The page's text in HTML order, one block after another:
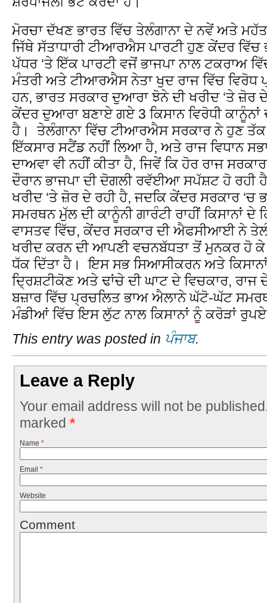
ਮੋਰਚਾ ਦੱਖਣ ਭਾਰਤ ਵਿੱਚ ਤੇਲੰਗਾਨਾ ਦੇ ਨਵੇਂ ਅਤੇ
ਜਿੱਥੇ ਸੱਤਾਧਾਰੀ ਟੀਆਰਐਸ ਪਾਰਟੀ ਹੁਣ ਕੇਂਦਰ ਵਿੱਚ
ਪੱਧਰ ‘ਤੇ ਇੱਕ ਪਾਰਟੀ ਵਜੋਂ ਭਾਜਪਾ ਨਾਲ ਟਕਰਾਅ
ਮੰਤਰੀ ਅਤੇ ਟੀਆਰਐਸ ਨੇਤਾ ਖੁਦ ਰਾਜ ਵਿੱਚ ਵਿਰੋਧ
ਹਨ, ਭਾਰਤ ਸਰਕਾਰ ਦੁਆਰਾ ਝੋਨੇ ਦੀ ਖਰੀਦ ‘ਤੇ ਜ਼ੋਰ
ਕੇਂਦਰ ਦੁਆਰਾ ਬਣਾਏ ਗਏ 3 ਕਿਸਾਨ ਵਿਰੋਧੀ
ਹੈ। ਤੇਲੰਗਾਨਾ ਵਿੱਚ ਟੀਆਰਐਸ ਸਰਕਾਰ ਨੇ ਹੁਣ ਤੱਕ
ਇੱਕਸਾਰ ਸਟੈਂਡ ਨਹੀਂ ਲਿਆ ਹੈ, ਅਤੇ ਰਾਜ ਵਿਧਾਨ
ਦਾਅਵਾ ਵੀ ਨਹੀਂ ਕੀਤਾ ਹੈ, ਜਿਵੇਂ ਕਿ ਹੋਰ ਰਾਜ
ਦੌਰਾਨ ਭਾਜਪਾ ਦੀ ਦੋਗਲੀ ਰਵੱਈਆ ਸਪੱਸ਼ਟ ਹੋ ਰਹੀ
ਖਰੀਦ ‘ਤੇ ਜ਼ੋਰ ਦੇ ਰਹੀ ਹੈ, ਜਦਕਿ ਕੇਂਦਰ ਸਰਕਾਰ ‘ਚ
ਸਮਰਥਨ ਮੁੱਲ ਦੀ ਕਾਨੂੰਨੀ ਗਾਰੰਟੀ ਰਾਹੀਂ ਕਿਸਾਨਾਂ
ਵਾਸਤਵ ਵਿੱਚ, ਕੇਂਦਰ ਸਰਕਾਰ ਦੀ ਐਫਸੀਆਈ ਨੇ
ਖਰੀਦ ਕਰਨ ਦੀ ਆਪਣੀ ਵਚਨਬੱਧਤਾ ਤੋਂ ਮੁਨਕਰ ਹੋ ਕੇ
ਧੱਕ ਦਿੱਤਾ ਹੈ। ਇਸ ਸਭ ਸਿਆਸੀਕਰਨ ਅਤੇ
ਦ੍ਰਿਸ਼ਟੀਕੋਣ ਅਤੇ ਢਾਂਚੇ ਦੀ ਘਾਟ ਦੇ ਵਿਚਕਾਰ,
ਬਜ਼ਾਰ ਵਿੱਚ ਪ੍ਰਚਲਿਤ ਭਾਅ ਐਲਾਨੇ ਘੱਟੋ-ਘੱਟ
ਮੰਡੀਆਂ ਵਿੱਚ ਇਸ ਲੁੱਟ ਨਾਲ ਕਿਸਾਨਾਂ ਨੂੰ ਕਰੋੜਾਂ ਰੁਪਏ
This entry was posted in ਪੰਜਾਬ.
Leave a Reply
Your email address will not be
marked *
Name *
Email *
Website
Comment